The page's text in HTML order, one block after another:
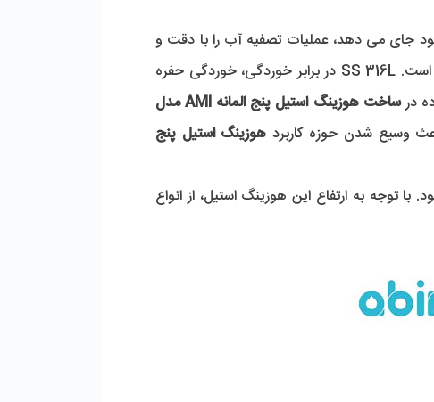
در
وسیع شدن حوزه کاربرد